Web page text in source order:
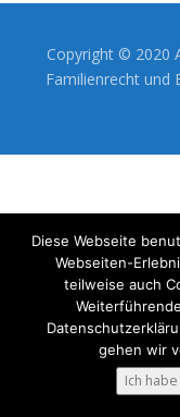
Copyright © 2020
Familienrecht und
Diese Webseite
Webseiten-
teilweise auch
gehen wir
Ich